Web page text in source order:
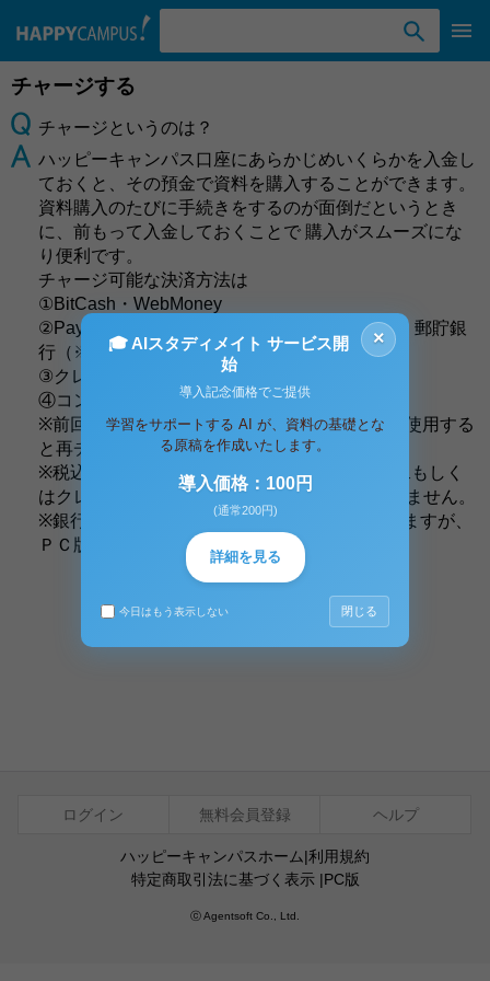
チャージする
チャージというのは？
ハッピーキャンパス口座にあらかじめいくらかを入金し
ておくと、その預金で資料を購入することができます。
資料購入のたびに手続きをするのが面倒だというとき
に、前もって入金しておくことで 購入がスムーズにな
り便利です。
チャージ可能な決済方法は
①BitCash・WebMoney
②PayPay 銀行・楽天銀行・東京三菱UFJ銀行・郵貯銀
行（※ＰＣ版専用）
③クレジットカード
④コンビニ決済 のいずれかになります。
※前回までに購入された金額の残高を70％以上使用する
と再チャージ可能となります。
※税込み1,000円以下のご注文の場合、コンビ二もしく
はクレジットカードの支払いをお選びいただけません。
※銀行振込をご要望する方は、お手数でございますが、
ＰＣ版ハッピーキャンパスをご利用ください。
お問い合わせ
ログイン 無料会員登録 ヘルプ
ハッピーキャンパスホーム|利用規約
特定商取引法に基づく表示|PC版
ⓒ Agentsoft Co., Ltd.
×
🎓 AIスタディメイト サービス開
始
導入記念価格でご提供
学習をサポートする AI が、資料の基礎とな
る原稿を作成いたします。
導入価格：100円
(通常200円)
詳細を見る
今日はもう表示しない 閉じる